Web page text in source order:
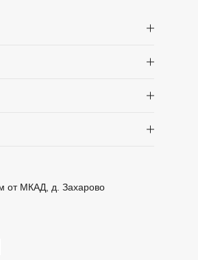
от МКАД, д. Захарово